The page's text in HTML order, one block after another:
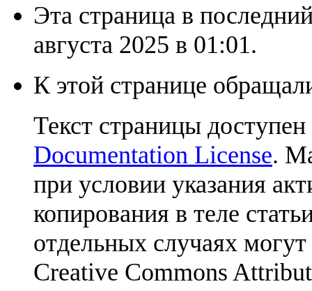
Эта страница в
августа 2025 в 01:01.
К этой странице
Текст страницы
Documentation License.
при условии указания
копирования в теле
отдельных случаях
Creative Commons